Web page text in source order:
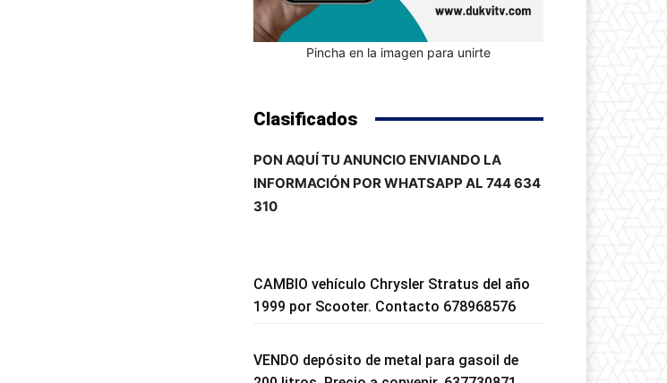
Pincha en la imagen para unirte
Clasificados
PON AQUÍ TU ANUNCIO ENVIANDO LA
INFORMACIÓN POR WHATSAPP AL 744 634
310
CAMBIO vehículo Chrysler Stratus del año
1999 por Scooter. Contacto 678968576
VENDO depósito de metal para gasoil de